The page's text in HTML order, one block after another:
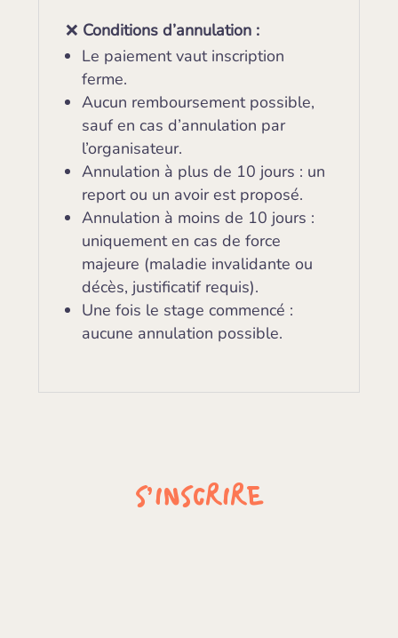
❌ Conditions d’annulation :
Le paiement vaut inscription
ferme.
Aucun remboursement possible,
sauf en cas d’annulation par
l’organisateur.
Annulation à plus de 10 jours : un
report ou un avoir est proposé.
Annulation à moins de 10 jours :
uniquement en cas de force
majeure (maladie invalidante ou
décès, justificatif requis).
Une fois le stage commencé :
aucune annulation possible.
S’INSCRIRE